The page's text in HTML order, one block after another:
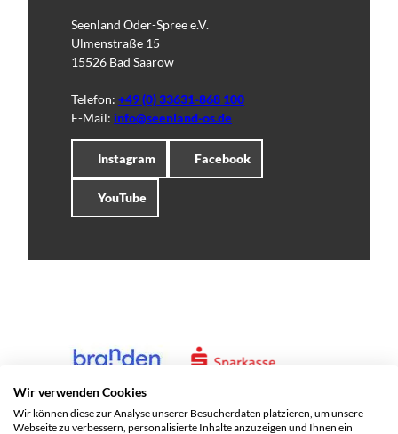
Seenland Oder-Spree e.V.
Ulmenstraße 15
15526 Bad Saarow
Telefon: +49 (0) 33631-868 100
E-Mail: info@seenland-os.de
Instagram Facebook
YouTube
Wir verwenden Cookies
Wir können diese zur Analyse unserer Besucherdaten platzieren, um unsere
Webseite zu verbessern, personalisierte Inhalte anzuzeigen und Ihnen ein